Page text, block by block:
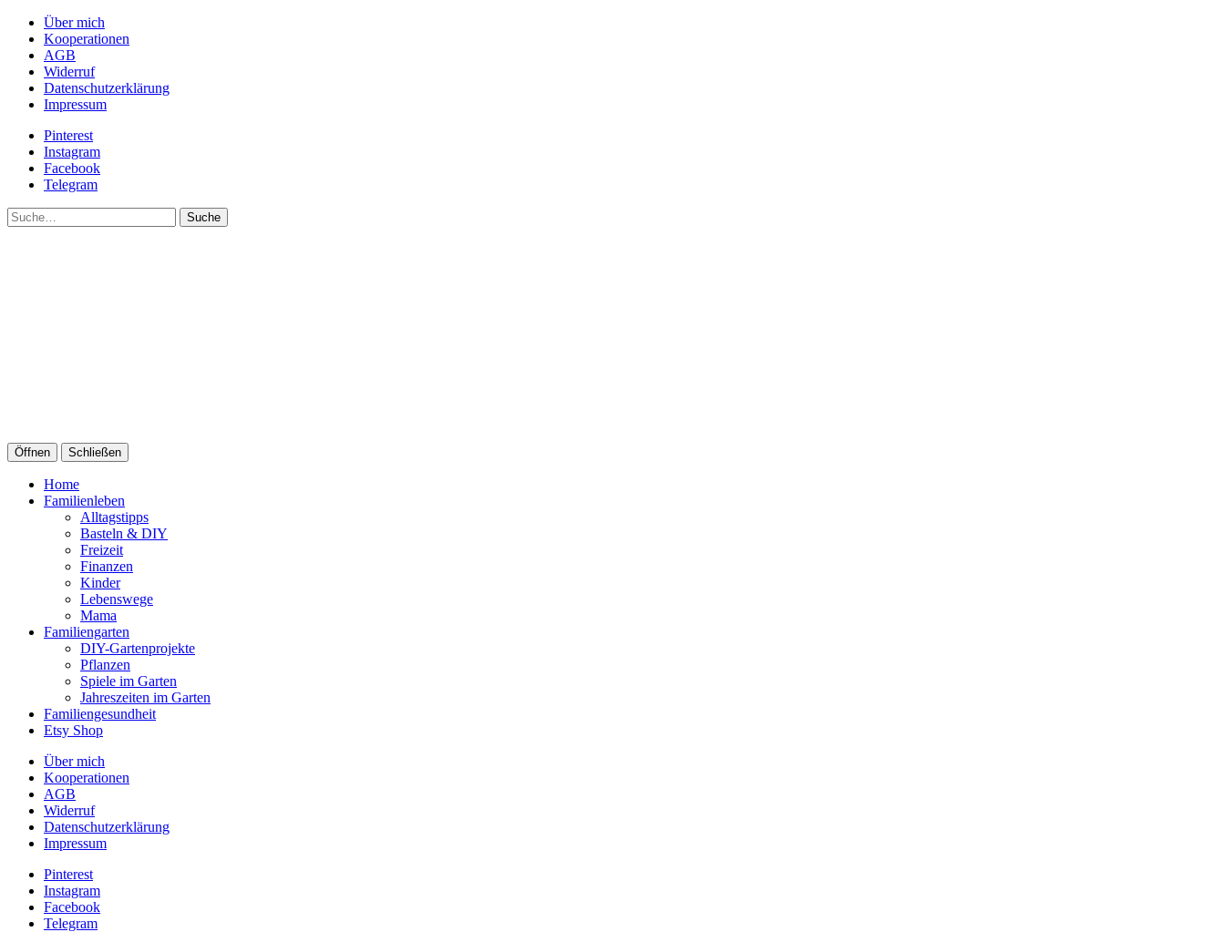
Über mich
Kooperationen
AGB
Widerruf
Datenschutzerklärung
Impressum
Pinterest
Instagram
Facebook
Telegram
Suche
Öffnen Schließen
Home
Familienleben
Alltagstipps
Basteln & DIY
Freizeit
Finanzen
Kinder
Lebenswege
Mama
Familiengarten
DIY-Gartenprojekte
Pflanzen
Spiele im Garten
Jahreszeiten im Garten
Familiengesundheit
Etsy Shop
Über mich
Kooperationen
AGB
Widerruf
Datenschutzerklärung
Impressum
Pinterest
Instagram
Facebook
Telegram